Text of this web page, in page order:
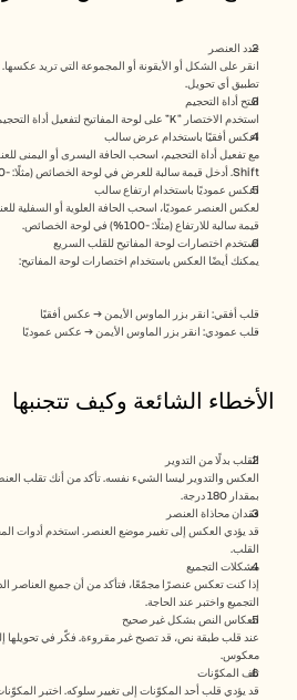
حدد العنصر
تطبيق أي تحويل.
افتح أداة التحجيم
استخدم الاختصار “K” على لوحة المفاتيح لتفعيل أداة التحجيم، أو اخترها من شريط الأدوات العلوي.
اعكس أفقيًا باستخدام عرض سالب
Shift. أدخل قيمة سالبة للعرض في لوحة الخصائص (مثلًا: -100%) لقلبه أفقيًا.
اعكس عموديًا باستخدام ارتفاع سالب
قيمة سالبة للارتفاع (مثلًا: -100%) في لوحة الخصائص.
استخدم اختصارات لوحة المفاتيح للقلب السريع
يمكنك أيضًا العكس باستخدام اختصارات لوحة المفاتيح:
قلب أفقي: انقر بزر الماوس الأيمن → عكس أفقيًا
قلب عمودي: انقر بزر الماوس الأيمن → عكس عموديًا
الأخطاء الشائعة وكيف تتجنبها
القلب بدلًا من التدوير
بمقدار 180 درجة.
فقدان محاذاة العنصر
القلب.
مشكلات التجميع
التجميع واختبر عند الحاجة.
انعكاس النص بشكل غير صحيح
معكوس.
تلف المكوّنات